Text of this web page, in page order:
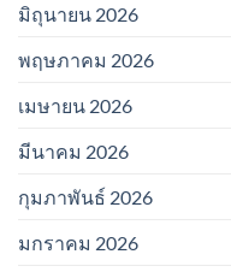
มิถุนายน 2026
พฤษภาคม 2026
เมษายน 2026
มีนาคม 2026
กุมภาพันธ์ 2026
มกราคม 2026